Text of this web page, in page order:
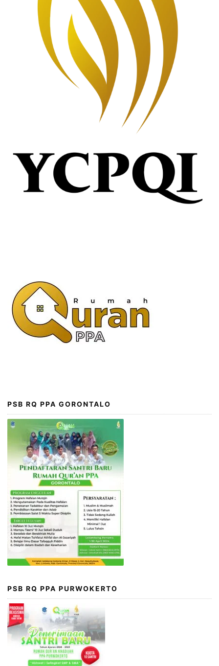
PSB RQ PPA GORONTALO
PSB RQ PPA PURWOKERTO